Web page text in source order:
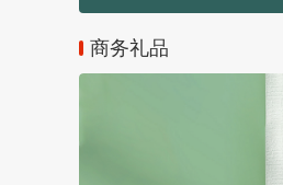
商务礼品